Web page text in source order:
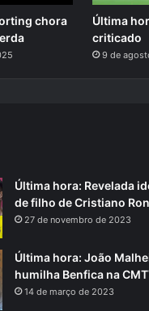
chora
Última
criticado
9 de
Última hora: Revelada
de filho de Cristiano
27 de novembro de 2023
Última hora: João
humilha Benfica na
14 de março de 2023